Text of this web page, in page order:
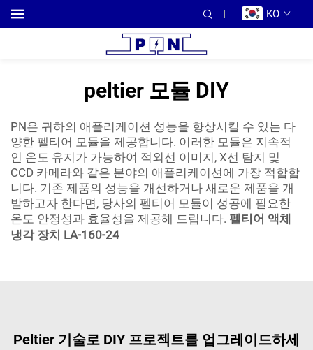
KO
peltier 모듈 DIY
PN은 귀하의 애플리케이션 성능을 향상시킬 수 있는 다
양한 펠티어 모듈을 제공합니다. 이러한 모듈은 지속적
인 온도 유지가 가능하여 적외선 이미지, X선 탐지 및
CCD 카메라와 같은 분야의 애플리케이션에 가장 적합합
니다. 기존 제품의 성능을 개선하거나 새로운 제품을 개
발하고자 한다면, 당사의 펠티어 모듈이 성공에 필요한
온도 안정성과 효율성을 제공해 드립니다. 펠티어 액체
냉각 장치 LA-160-24
Peltier 기술로 DIY 프로젝트를 업그레이드하세